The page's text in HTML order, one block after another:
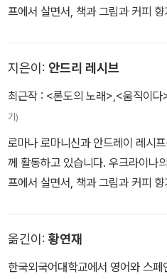
프에서 살면서, 책과 그림과 커피
로 뉴호라이즌 부문 라가치 상을 받
지은이: 안드리 레시브
최근작 : <론도의 노래>,<움직이다
기)
로마나 로마니신과 안드레이 레시
께 활동하고 있습니다. 우크라이나
프에서 살면서, 책과 그림과 커피
로 뉴호라이즌 부문 라가치 상을 받
옮긴이: 황연재
한국외국어대학교에서 영어와 스